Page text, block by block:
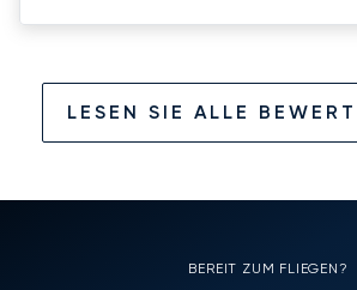
LESEN SIE ALLE
BEREIT ZUM FLIEGEN?